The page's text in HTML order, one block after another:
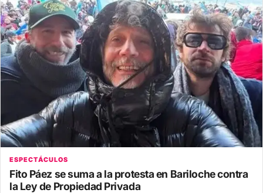
ESPECTÁCULOS
Fito Páez se suma a la protesta en Bariloche contra
la Ley de Propiedad Privada